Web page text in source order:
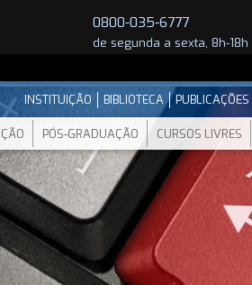
0800-035-6777
de segunda a sexta, 8h-18h
INSTITUIÇÃO BIBLIOTECA PUBLICAÇÕES
PÓS-GRADUAÇÃO CURSOS LIVRES